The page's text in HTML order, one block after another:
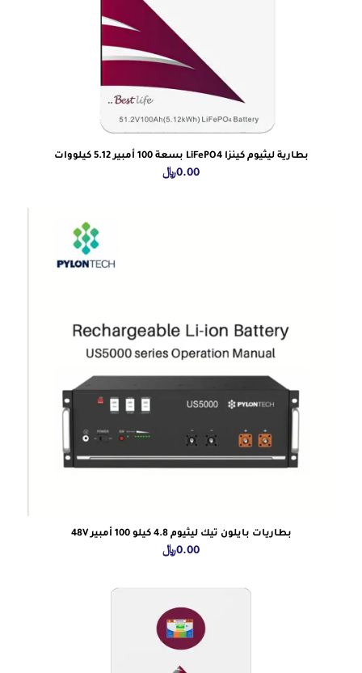
بطارية ليثيوم كينزا LiFePO4 بسعة 100 أمبير 5.12 كيلووات
0.00﷼
بطاريات بايلون تيك ليثيوم 4.8 كيلو 100 أمبير 48V
0.00﷼